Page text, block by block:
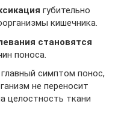
губительно
кишечника.
становятся
поноса.
главный симптом понос,
не переносит
целостность ткани